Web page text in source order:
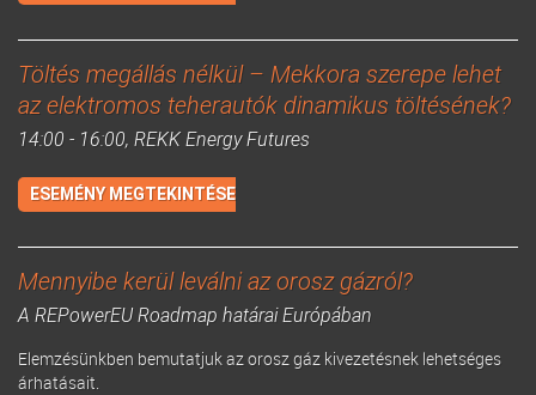
Töltés megállás nélkül – Mekkora szerepe lehet
az elektromos teherautók dinamikus töltésének?
14:00 - 16:00, REKK Energy Futures
ESEMÉNY MEGTEKINTÉSE
Mennyibe kerül leválni az orosz gázról?
A REPowerEU Roadmap határai Európában
Elemzésünkben bemutatjuk az orosz gáz kivezetésnek lehetséges
árhatásait.